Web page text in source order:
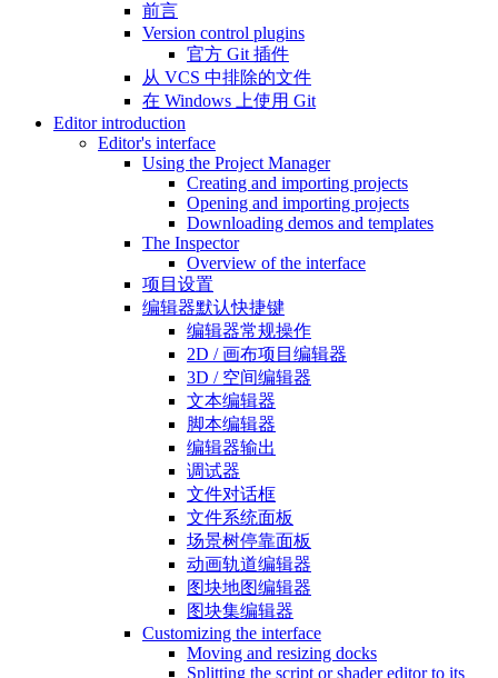
前言
Version control plugins
官方 Git 插件
从 VCS 中排除的文件
在 Windows 上使用 Git
Editor introduction
Editor's interface
Using the Project Manager
Creating and importing projects
Opening and importing projects
Downloading demos and templates
The Inspector
Overview of the interface
项目设置
编辑器默认快捷键
编辑器常规操作
2D / 画布项目编辑器
3D / 空间编辑器
文本编辑器
脚本编辑器
编辑器输出
调试器
文件对话框
文件系统面板
场景树停靠面板
动画轨道编辑器
图块地图编辑器
图块集编辑器
Customizing the interface
Moving and resizing docks
Splitting the script or shader editor to its